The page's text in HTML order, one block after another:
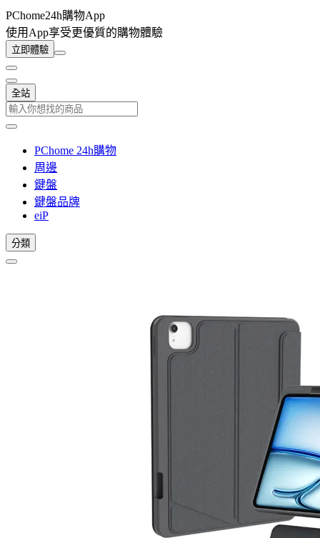
PChome24h購物App
使用App享受更優質的購物體驗
立即體驗
全站
PChome 24h購物
周邊
鍵盤
鍵盤品牌
eiP
分類